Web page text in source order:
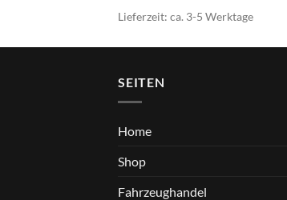
Lieferzeit: ca. 3-5 Werktage
SEITEN
Home
Shop
Fahrzeughandel